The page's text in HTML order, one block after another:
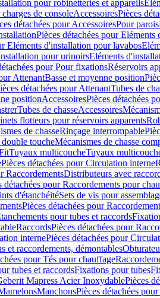
pour robinetteries et appareils
de consoleAccessoiresPièces
détachées pour AccessoiresPour parois
Pièces détachées pour Eléments
Eléments d'installation pour lavabos
pour urinoirsEléments
pour Pour fixationsRéservoirs
AttenantBasse et moyenne position
détachées pour AttenantTubes de
positionAccessoiresPièces détachées
Tubes de chasseAccessoires
flotteurs pour réservoirs apparents
de chasseRinçage interrompable
double toucheMécanismes de chasse
Tuyaux multicoucheTuyaux
Pièces détachées pour Circulation interne
RaccordementsDistributeurs avec
détachées pour Raccordements pour
d'étanchéitéSets de vis pour
Pièces détachées pour
pour tubes et raccords
RaccordsPièces détachées pour
internePièces détachées pour
et raccordements, démontables
pour Tés pour chauffage
tubes et raccordsFixations pour tubes
Mapress Acier InoxydablePièces
ManchonsPièces détachées